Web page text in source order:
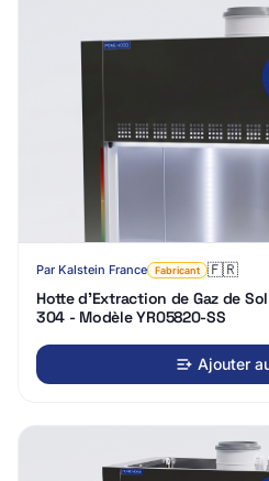
Par Kalstein France Fabricant 🇫🇷
Hotte d'Extraction de Gaz de
304 - Modèle YR05820-SS
Ajouter